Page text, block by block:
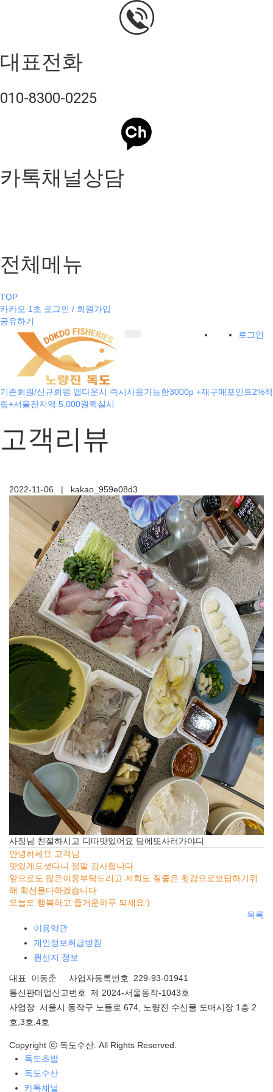
대표전화
010-8300-0225
카톡채널상담
전체메뉴
TOP
카카오 1초 로그인 / 회원가입
공유하기
로그인
기존회원/신규회원 앱다운시 즉시사용가능한3000p +재구매포인트2%적
립+서울전지역 5,000원퀵실시
고객리뷰
2022-11-06 | kakao_959e08d3
사장님 친절하시고 디따맛있어요 담에또사러가야디
안녕하세요 고객님
맛있게드셧다니 정말 감사합니다
앞으로도 많은이용부탁드리고 저희도 질좋은 횟감으로보답하기위
해 최선을다하겠습니다
오늘도 행복하고 즐거운하루 되세요:)
목록
이용약관
개인정보취급방침
원산지 정보
대표 이동춘 사업자등록번호 229-93-01941
통신판매업신고번호 제 2024-서울동작-1043호
사업장 서울시 동작구 노들로 674, 노량진 수산물 도매시장 1층 2
호,3호,4호
Copyright ⓒ 독도수산. All Rights Reserved.
독도초밥
독도수산
카톡채널